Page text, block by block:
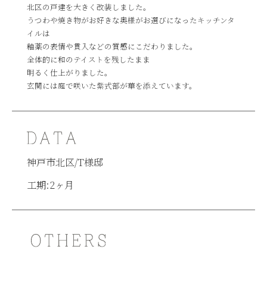
北区の戸建を大きく改装しました。
うつわや焼き物がお好きな奥様がお選びになったキッチンタ
イルは
釉薬の表情や貫入などの質感にこだわりました。
全体的に和のテイストを残したまま
明るく仕上がりました。
玄関には庭で咲いた紫式部が華を添えています。
神戸市北区/T様邸
工期:2ヶ月